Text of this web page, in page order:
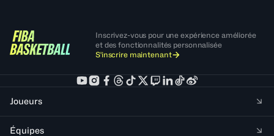
Inscrivez-vous pour une expérience améliorée
et des fonctionnalités personnalisée
S'inscrire maintenant
Joueurs
Équipes